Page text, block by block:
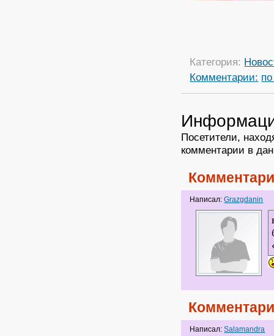
Категория:
Комментарии:
Посетители,
комментарии в
Написал:Grazgdanin
Написал:Salamandra